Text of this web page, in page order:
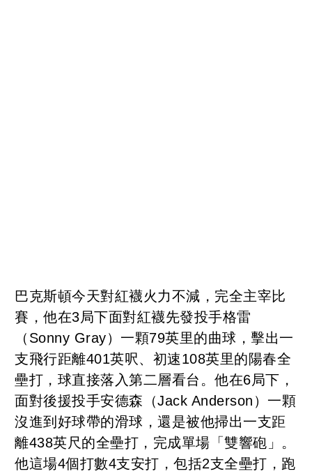
巴克斯頓今天對紅襪火力不減，完全主宰比
賽，他在3局下面對紅襪先發投手格雷
（Sonny Gray）一顆79英里的曲球，擊出一
支飛行距離401英呎、初速108英里的陽春全
壘打，球直接落入第二層看台。他在6局下，
面對後援投手安德森（Jack Anderson）一顆
沒進到好球帶的滑球，還是被他掃出一支距
離438英尺的全壘打，完成單場「雙響砲」。
他這場4個打數4支安打，包括2支全壘打，跑